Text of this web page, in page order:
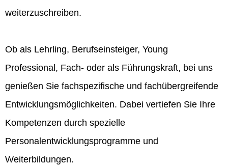
weiterzuschreiben.
Ob als Lehrling, Berufseinsteiger, Young
Professional, Fach- oder als Führungskraft, bei uns
genießen Sie fachspezifische und fachübergreifende
Entwicklungsmöglichkeiten. Dabei vertiefen Sie Ihre
Kompetenzen durch spezielle
Personalentwicklungsprogramme und
Weiterbildungen.